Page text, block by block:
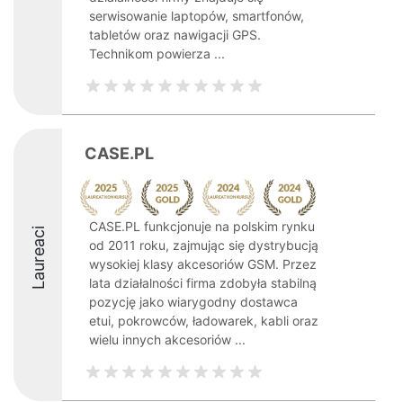
serwisowanie laptopów, smartfonów,
tabletów oraz nawigacji GPS.
Technikom powierza ...
Laureaci
CASE.PL
CASE.PL funkcjonuje na polskim rynku
od 2011 roku, zajmując się dystrybucją
wysokiej klasy akcesoriów GSM. Przez
lata działalności firma zdobyła stabilną
pozycję jako wiarygodny dostawca
etui, pokrowców, ładowarek, kabli oraz
wielu innych akcesoriów ...